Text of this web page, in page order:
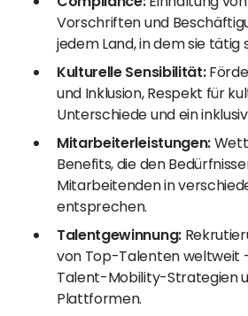
Vorschriften und
jedem Land, in dem sie tätig
Kulturelle Sensibilität:
und Inklusion, Respekt für
Unterschiede und ein
Mitarbeiterleistungen:
Benefits, die den
Mitarbeitenden in
entsprechen.
Talentgewinnung:
von Top-Talenten weltweit
Talent-Mobility-Strategien
Plattformen.